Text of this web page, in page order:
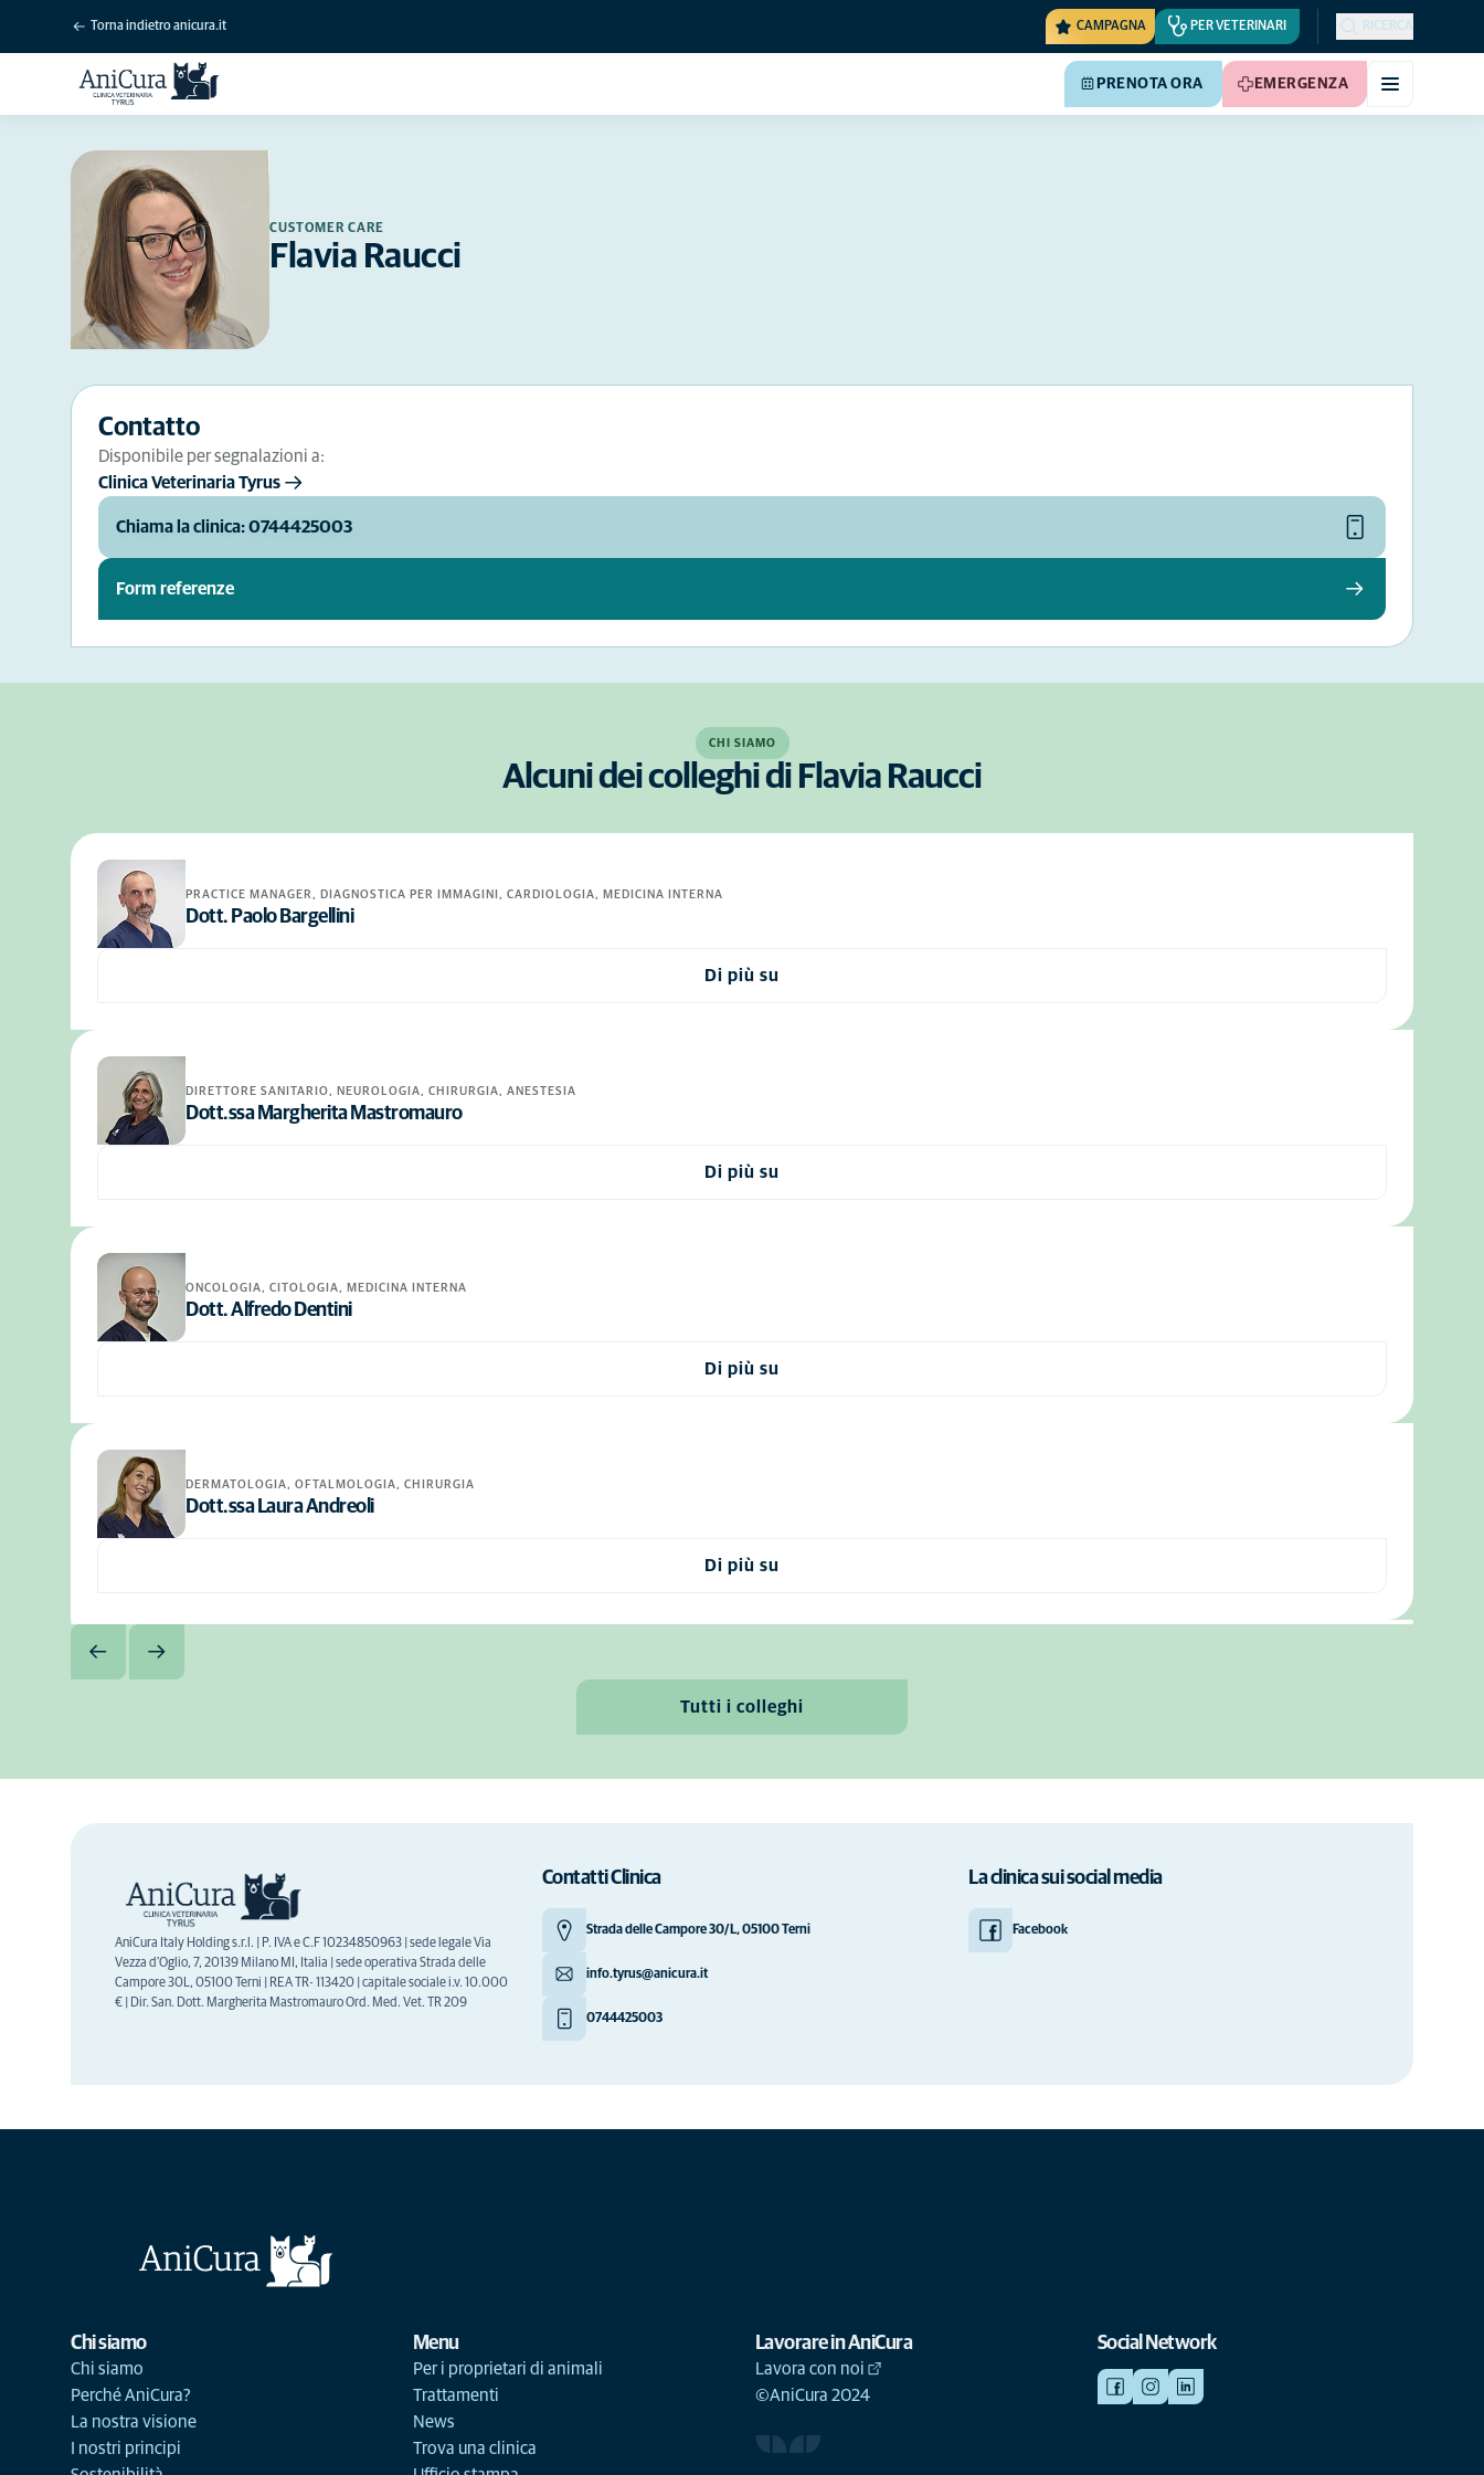
Torna indietro anicura.it CAMPAGNA PER VETERINARI RICERCA
PRENOTA ORA EMERGENZA
CUSTOMER CARE
Flavia Raucci
Contatto
Disponibile per segnalazioni a:
Clinica Veterinaria Tyrus
Chiama la clinica: 0744425003
Form referenze
CHI SIAMO
Alcuni dei colleghi di Flavia Raucci
PRACTICE MANAGER, DIAGNOSTICA PER IMMAGINI, CARDIOLOGIA, MEDICINA INTERNA
Dott. Paolo Bargellini
Di più su
DIRETTORE SANITARIO, NEUROLOGIA, CHIRURGIA, ANESTESIA
Dott.ssa Margherita Mastromauro
Di più su
ONCOLOGIA, CITOLOGIA, MEDICINA INTERNA
Dott. Alfredo Dentini
Di più su
DERMATOLOGIA, OFTALMOLOGIA, CHIRURGIA
Dott.ssa Laura Andreoli
Di più su
Tutti i colleghi
AniCura Italy Holding s.r.l. | P. IVA e C.F 10234850963 | sede legale Via
Vezza d'Oglio, 7, 20139 Milano MI, Italia | sede operativa Strada delle
Campore 30L, 05100 Terni | REA TR- 113420 | capitale sociale i.v. 10.000
€ | Dir. San. Dott. Margherita Mastromauro Ord. Med. Vet. TR 209
Contatti Clinica
Strada delle Campore 30/L, 05100 Terni
info.tyrus@anicura.it
0744425003
La clinica sui social media
Facebook
Chi siamo
Chi siamo
Perché AniCura?
La nostra visione
I nostri principi
Menu
Per i proprietari di animali
Trattamenti
News
Trova una clinica
Lavorare in AniCura
Lavora con noi
©AniCura 2024
Social Network